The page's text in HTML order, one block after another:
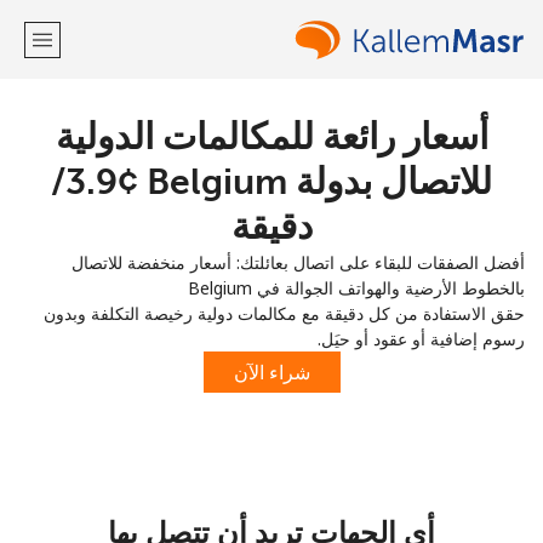
مرحبا!
لديك حساب بالفعل؟ تسجيل الدخول ←
التسجيل باستخدام
أسعار رائعة للمكالمات الدولية
للاتصال بدولة Belgium ⁦3.9¢⁩/
دقيقة
أفضل الصفقات للبقاء على اتصال بعائلتك: أسعار منخفضة للاتصال
بالخطوط الأرضية والهواتف الجوالة في Belgium
حقق الاستفادة من كل دقيقة مع مكالمات دولية رخيصة التكلفة وبدون
رسوم إضافية أو عقود أو حيَل.
شراء الآن
أي الجهات تريد أن تتصل بها